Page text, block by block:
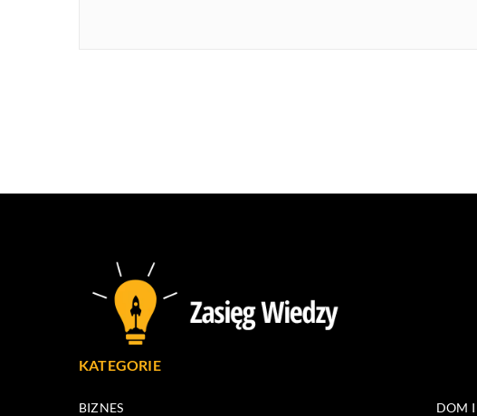
KATEGORIE
BIZNES DOM I